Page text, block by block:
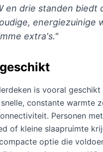
en drie standen biedt
energiezuinige
extra's."
is vooral
constante warmte
Personen
of kleine slaapruimte
optie die